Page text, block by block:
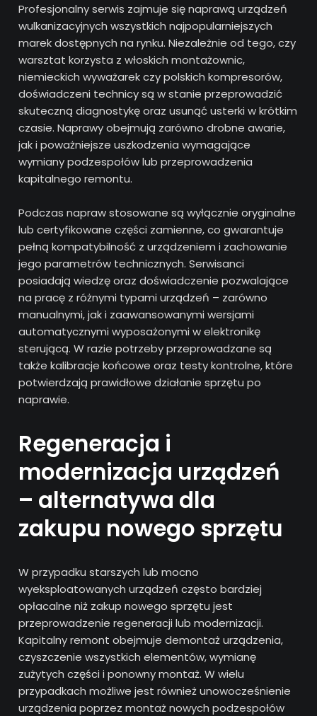
Profesjonalny serwis zajmuje się naprawą urządzeń
wulkanizacyjnych wszystkich najpopularniejszych
marek dostępnych na rynku. Niezależnie od tego, czy
warsztat korzysta z włoskich montażownic,
niemieckich wyważarek czy polskich kompresorów,
doświadczeni technicy są w stanie przeprowadzić
skuteczną diagnostykę oraz usunąć usterki w krótkim
czasie. Naprawy obejmują zarówno drobne awarie,
jak i poważniejsze uszkodzenia wymagające
wymiany podzespołów lub przeprowadzenia
kapitalnego remontu.
Podczas napraw stosowane są wyłącznie oryginalne
lub certyfikowane części zamienne, co gwarantuje
pełną kompatybilność z urządzeniem i zachowanie
jego parametrów technicznych. Serwisanci
posiadają wiedzę oraz doświadczenie pozwalające
na pracę z różnymi typami urządzeń – zarówno
manualnymi, jak i zaawansowanymi wersjami
automatycznymi wyposażonymi w elektronikę
sterującą. W razie potrzeby przeprowadzane są
także kalibracje końcowe oraz testy kontrolne, które
potwierdzają prawidłowe działanie sprzętu po
naprawie.
Regeneracja i
modernizacja urządzeń
– alternatywa dla
zakupu nowego sprzętu
W przypadku starszych lub mocno
wyeksploatowanych urządzeń często bardziej
opłacalne niż zakup nowego sprzętu jest
przeprowadzenie regeneracji lub modernizacji.
Kapitalny remont obejmuje demontaż urządzenia,
czyszczenie wszystkich elementów, wymianę
zużytych części i ponowny montaż. W wielu
przypadkach możliwe jest również unowocześnienie
urządzenia poprzez montaż nowych podzespołów